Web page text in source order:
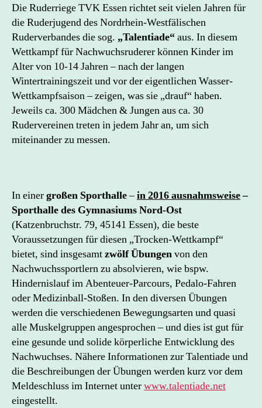
Die Ruderriege TVK Essen richtet seit vielen Jahren für
die Ruderjugend des Nordrhein-Westfälischen
Ruderverbandes die sog. „Talentiade“aus. In diesem
Wettkampf für Nachwuchsruderer können Kinder im
Alter von 10-14 Jahren – nach der langen
Wintertrainingszeit und vor der eigentlichen Wasser-
Wettkampfsaison – zeigen, was sie „drauf“ haben.
Jeweils ca. 300 Mädchen & Jungen aus ca. 30
Rudervereinen treten in jedem Jahr an, um sich
miteinander zu messen.
In einergroßen Sporthalle–in 2016 ausnahmsweise–
Sporthalle des Gymnasiums Nord-Ost
(Katzenbruchstr. 79, 45141 Essen), die beste
Voraussetzungen für diesen „Trocken-Wettkampf“
bietet, sind insgesamtzwölf Übungenvon den
Nachwuchssportlern zu absolvieren, wie bspw.
Hindernislauf im Abenteuer-Parcours, Pedalo-Fahren
oder Medizinball-Stoßen. In den diversen Übungen
werden die verschiedenen Bewegungsarten und quasi
alle Muskelgruppen angesprochen – und dies ist gut für
eine gesunde und solide körperliche Entwicklung des
Nachwuchses. Nähere Informationen zur Talentiade und
die Beschreibungen der Übungen werden kurz vor dem
Meldeschluss im Internet unterwww.talentiade.net
eingestellt.